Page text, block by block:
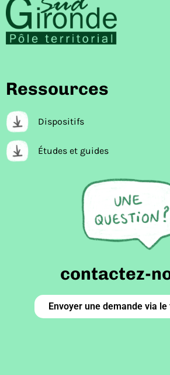
Ressources
Dispositifs
Études et guides
contactez-
Envoyer une demande via